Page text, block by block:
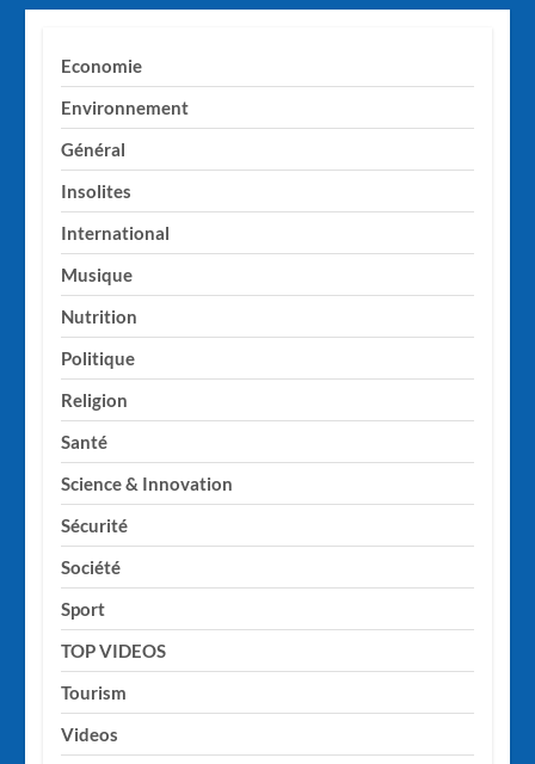
Economie
Environnement
Général
Insolites
International
Musique
Nutrition
Politique
Religion
Santé
Science & Innovation
Sécurité
Société
Sport
TOP VIDEOS
Tourism
Videos